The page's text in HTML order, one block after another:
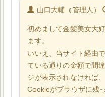
山口大輔（管理人）
初めまして金髪美女大
ます。
いいえ、当サイト経由
ている通りの金額で間
ジが表示されなければ
Cookieがブラウザに残